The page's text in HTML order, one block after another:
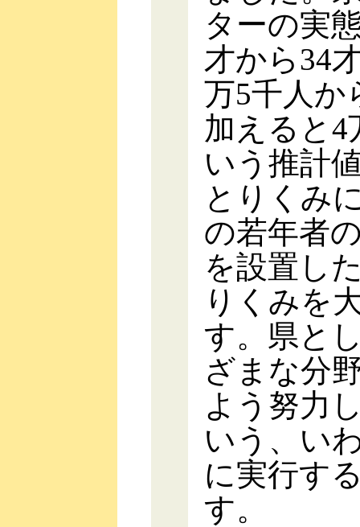
ターの実
才から34
万5千人か
加えると4
いう推計
とりくみ
の若年者
を設置し
りくみを
す。県と
ざまな分
よう努力
いう、い
に実行す
す。